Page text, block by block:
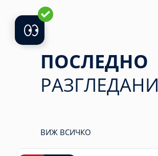
ПОСЛЕДНО
РАЗГЛЕДАНИ
ВИЖ ВСИЧКО